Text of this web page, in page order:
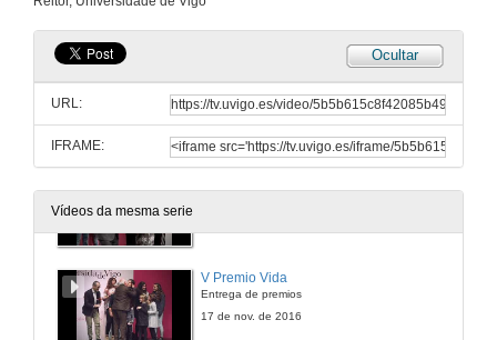
Ocultar
URL:
IFRAME:
Vídeos da mesma serie
Entrega de premios
17 de nov. de 2016
V Premio Vida
Entrega de premios
17 de nov. de 2016